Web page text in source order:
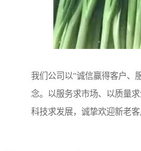
我们公司以“诚信赢得客户、
念。以服务求市场、以质量
科技求发展，诚挚欢迎新老客